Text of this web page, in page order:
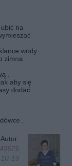
na
wody ,
zimna
.
aby się
dodać
.
Autor:
19